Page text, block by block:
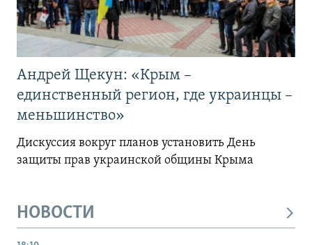
Андрей Щекун: «Крым –
единственный регион, где украинцы –
меньшинство»
Дискуссия вокруг планов установить День
защиты прав украинской общины Крыма
НОВОСТИ